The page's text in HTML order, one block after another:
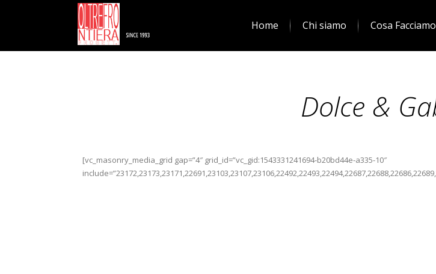
Home Chi siamo Cosa Facciamo
Dolce &
[vc_masonry_media_grid gap=”4″ grid_id=”vc_gid:1543331241694-b20bd44e-a335-10″